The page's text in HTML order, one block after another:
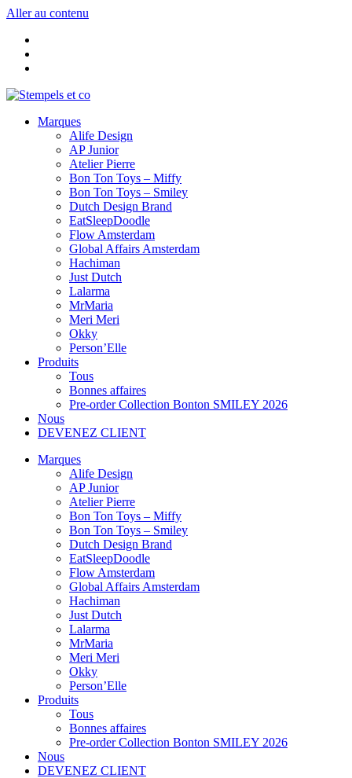
Aller au contenu
Marques
Alife Design
AP Junior
Atelier Pierre
Bon Ton Toys – Miffy
Bon Ton Toys – Smiley
Dutch Design Brand
EatSleepDoodle
Flow Amsterdam
Global Affairs Amsterdam
Hachiman
Just Dutch
Lalarma
MrMaria
Meri Meri
Okky
Person’Elle
Produits
Tous
Bonnes affaires
Pre-order Collection Bonton SMILEY 2026
Nous
DEVENEZ CLIENT
Marques
Alife Design
AP Junior
Atelier Pierre
Bon Ton Toys – Miffy
Bon Ton Toys – Smiley
Dutch Design Brand
EatSleepDoodle
Flow Amsterdam
Global Affairs Amsterdam
Hachiman
Just Dutch
Lalarma
MrMaria
Meri Meri
Okky
Person’Elle
Produits
Tous
Bonnes affaires
Pre-order Collection Bonton SMILEY 2026
Nous
DEVENEZ CLIENT